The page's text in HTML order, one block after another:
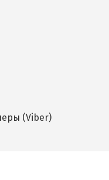
(Viber)